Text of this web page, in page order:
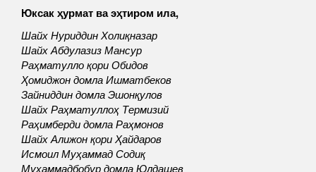
Юксак ҳурмат ва эҳтиром ила,
Шайх Нуриддин Холиқназар
Шайх Абдулазиз Мансур
Раҳматулло қори Обидов
Ҳомиджон домла Ишматбеков
Зайниддин домла Эшонқулов
Шайх Раҳматуллоҳ Термизий
Раҳимберди домла Раҳмонов
Шайх Алижон қори Ҳайдаров
Исмоил Муҳаммад Содиқ
Муҳаммадбобур домла Юлдашев